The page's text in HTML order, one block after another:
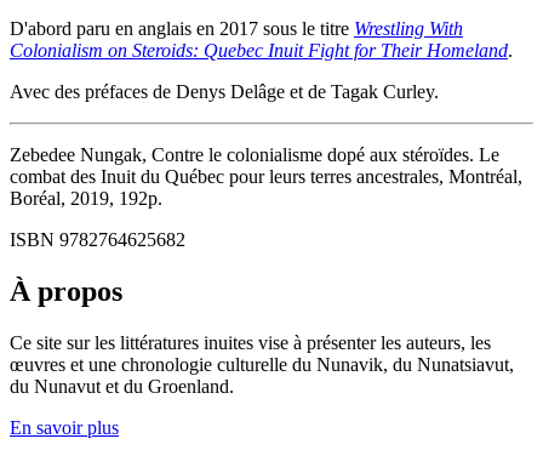
D'abord paru en anglais en 2017 sous le titre Wrestling With
Colonialism on Steroids: Quebec Inuit Fight for Their Homeland.
Avec des préfaces de Denys Delâge et de Tagak Curley.
Zebedee Nungak, Contre le colonialisme dopé aux stéroïdes. Le
combat des Inuit du Québec pour leurs terres ancestrales, Montréal,
Boréal, 2019, 192p.
ISBN 9782764625682
À propos
Ce site sur les littératures inuites vise à présenter les auteurs, les
œuvres et une chronologie culturelle du Nunavik, du Nunatsiavut,
du Nunavut et du Groenland.
En savoir plus